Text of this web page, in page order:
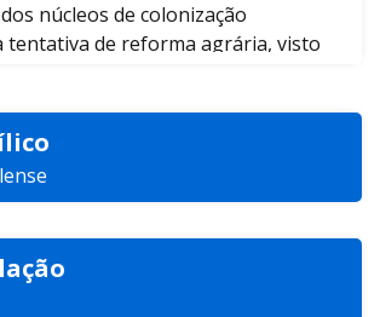
núcleos de colonização
tentativa de reforma agrária, visto
dedicarem à lavoura.
era apoiado pela navegação do
praticada desde os fins do século
Cia. Paulista de Estrada de Ferro,
escoamento da produção agrícola da